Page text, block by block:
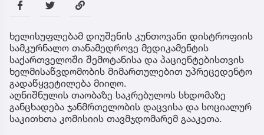
ხელისუფლებამ დიუშენის კუნთოვანი დისტროფიის
სამკურნალო თანამედროვე მედიკამენტის
საქართველოში შემოტანისა და პაციენტებისთვის
ხელმისაწვდომობის მიმართულებით უპრეცედენტო
გადაწყვეტილება მიიღო.
აღნიშნულის თაობაზე საკრებულოს სხდომაზე
განცხადება ჯანმრთელობის დაცვისა და სოციალურ
საკითხთა კომისიის თავმჯდომარემ გააკეთა.